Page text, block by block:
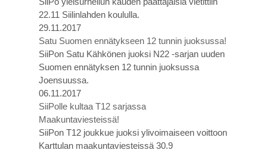
22.11 Siilinlahden koululla.
29.11.2017
Satu Suomen ennätykseen 12 tunnin juoksussa!
SiiPon Satu Kähkönen juoksi N22 -sarjan uuden
Suomen ennätyksen 12 tunnin juoksussa
Joensuussa.
06.11.2017
SiiPolle kultaa T12 sarjassa
Maakuntaviesteissä!
SiiPon T12 joukkue juoksi ylivoimaiseen voittoon
Karttulan maakuntaviesteissä 30.9